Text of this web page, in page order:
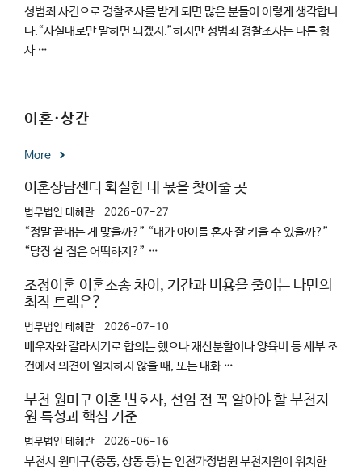
성범죄 사건으로 경찰조사를 받게 되면 많은 분들이 이렇게 생각합니
다.“사실대로만 말하면 되겠지.”하지만 성범죄 경찰조사는 다른 형
사 …
이혼·상간
More
이혼상담센터 확실한 내 몫을 찾아줄 곳
법무법인 테헤란 2026-07-27
“정말 끝내는 게 맞을까?” “내가 아이를 혼자 잘 키울 수 있을까?”
“당장 살 집은 어떡하지?” …
조정이혼 이혼소송 차이, 기간과 비용을 줄이는 나만의
최적 트랙은?
법무법인 테헤란 2026-07-10
배우자와 갈라서기로 합의는 했으나 재산분할이나 양육비 등 세부 조
건에서 의견이 일치하지 않을 때, 또는 대화 …
부천 원미구 이혼 변호사, 선임 전 꼭 알아야 할 부천지
원 특성과 핵심 기준
법무법인 테헤란 2026-06-16
부천시 원미구(중동, 상동 등)는 인천가정법원 부천지원이 위치한